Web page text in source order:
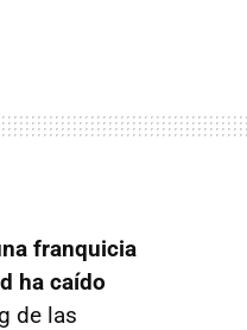
franquicia
ha caído
de las